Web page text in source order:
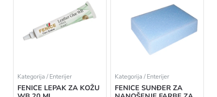
Kategorija / Enterijer
FENICE LEPAK ZA KOŽU
Kategorija / Enterijer
FENICE SUNĐER ZA